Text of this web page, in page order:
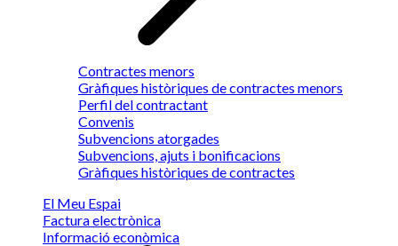
Contractes menors
Gràfiques històriques de contractes menors
Perfil del contractant
Convenis
Subvencions atorgades
Subvencions, ajuts i bonificacions
Gràfiques històriques de contractes
El Meu Espai
Factura electrònica
Informació econòmica